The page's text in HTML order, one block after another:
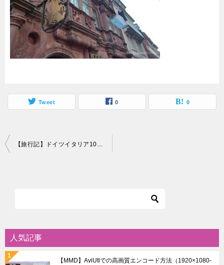
Tweet 0 0
投
シ
ョ
【旅行記】ドイツイタリア10日間！01～ハイデルベルク・ローテンブルク
人気記事
【MMD】AviUtlでの高画質エンコード方法（1920×1080-